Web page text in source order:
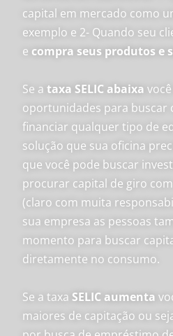
capital em mercado como
exemplo e 2- Quando seu
e compra seus produtos e
Se ataxa SELIC abaixa
oportunidades para buscar
financiar qualquer tipo de
solução que sua oficina
que você pode buscar
procurar capital de giro
(claro com muita
sua empresa as pessoas
momento para buscar
diretamente no consumo.
Se a taxa SELIC aumenta
maiores de capitação ou